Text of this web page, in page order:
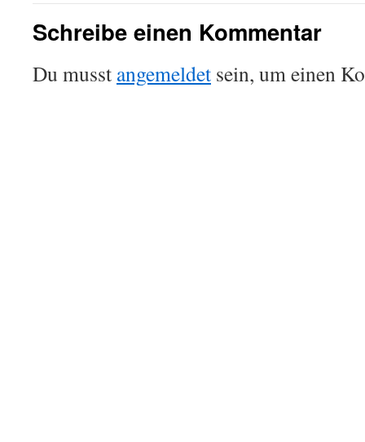
Schreibe einen Kommentar
Du musst angemeldet sein, um einen